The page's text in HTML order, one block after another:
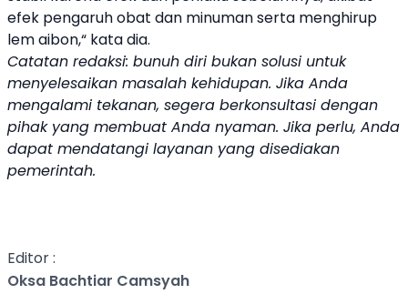
efek pengaruh obat dan minuman serta menghirup
lem aibon,“ kata dia.
Catatan redaksi: bunuh diri bukan solusi untuk
menyelesaikan masalah kehidupan. Jika Anda
mengalami tekanan, segera berkonsultasi dengan
pihak yang membuat Anda nyaman. Jika perlu, Anda
dapat mendatangi layanan yang disediakan
pemerintah.
Editor :
Oksa Bachtiar Camsyah